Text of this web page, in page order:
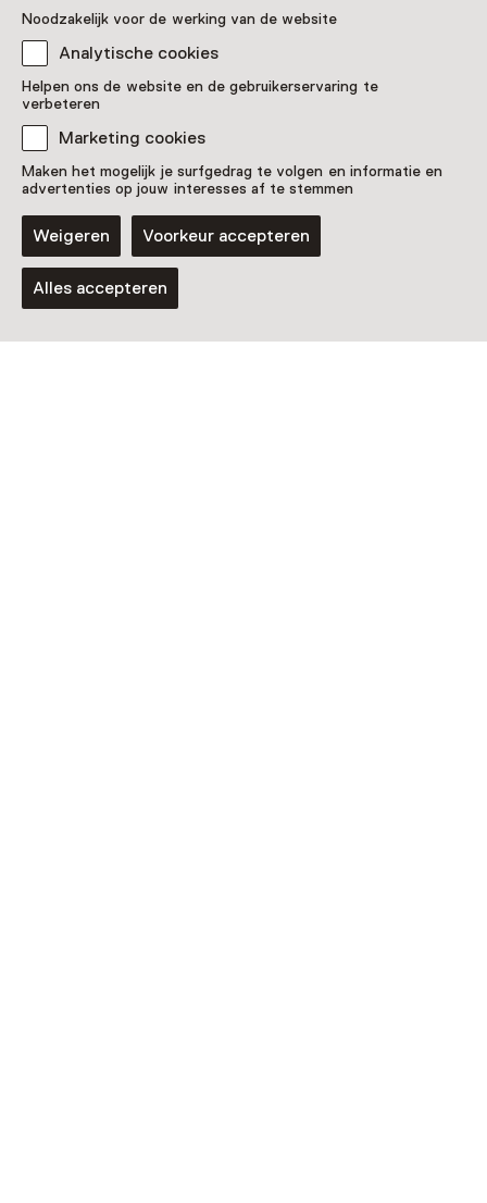
Noodzakelijk voor de werking van de website
Analytische cookies
Helpen ons de website en de gebruikerservaring te
verbeteren
Marketing cookies
Maken het mogelijk je surfgedrag te volgen en informatie en
advertenties op jouw interesses af te stemmen
Weigeren Voorkeur accepteren
Alles accepteren
020 - 68 68 595
Meer openingstijden
Zien & doen in Museum
Het Schip